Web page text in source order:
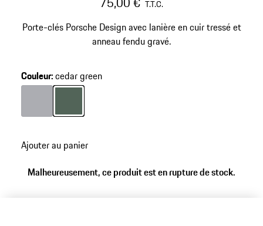
T.T.C.
Porte-clés Porsche Design avec lanière en cuir tressé et
anneau fendu gravé.
Couleur:cedar green
Ajouter au panier
Malheureusement, ce produit est en rupture de stock.